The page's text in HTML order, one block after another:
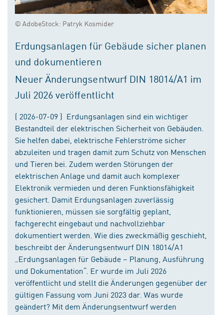
© AdobeStock: Patryk Kosmider
Erdungsanlagen für Gebäude sicher planen
und dokumentieren
Neuer Änderungsentwurf DIN 18014/A1 im
Juli 2026 veröffentlicht
( 2026-07-09 ) Erdungsanlagen sind ein wichtiger
Bestandteil der elektrischen Sicherheit von Gebäuden.
Sie helfen dabei, elektrische Fehlerströme sicher
abzuleiten und tragen damit zum Schutz von Menschen
und Tieren bei. Zudem werden Störungen der
elektrischen Anlage und damit auch komplexer
Elektronik vermieden und deren Funktionsfähigkeit
gesichert. Damit Erdungsanlagen zuverlässig
funktionieren, müssen sie sorgfältig geplant,
fachgerecht eingebaut und nachvollziehbar
dokumentiert werden. Wie dies zweckmäßig geschieht,
beschreibt der Änderungsentwurf DIN 18014/A1
„Erdungsanlagen für Gebäude – Planung, Ausführung
und Dokumentation“. Er wurde im Juli 2026
veröffentlicht und stellt die Änderungen gegenüber der
gültigen Fassung vom Juni 2023 dar. Was wurde
geändert? Mit dem Änderungsentwurf werden